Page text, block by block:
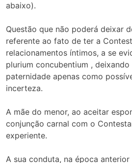
abaixo).
Questão que não poderá deixar
referente ao fato de ter a
relacionamentos íntimos, a se
plurium concubentium , deixando
paternidade apenas como
incerteza.
A mãe do menor, ao aceitar
conjunção carnal com o
experiente.
A sua conduta, na época